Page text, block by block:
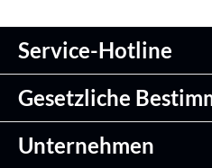
Service-Hotline
Gesetzliche
Unternehmen